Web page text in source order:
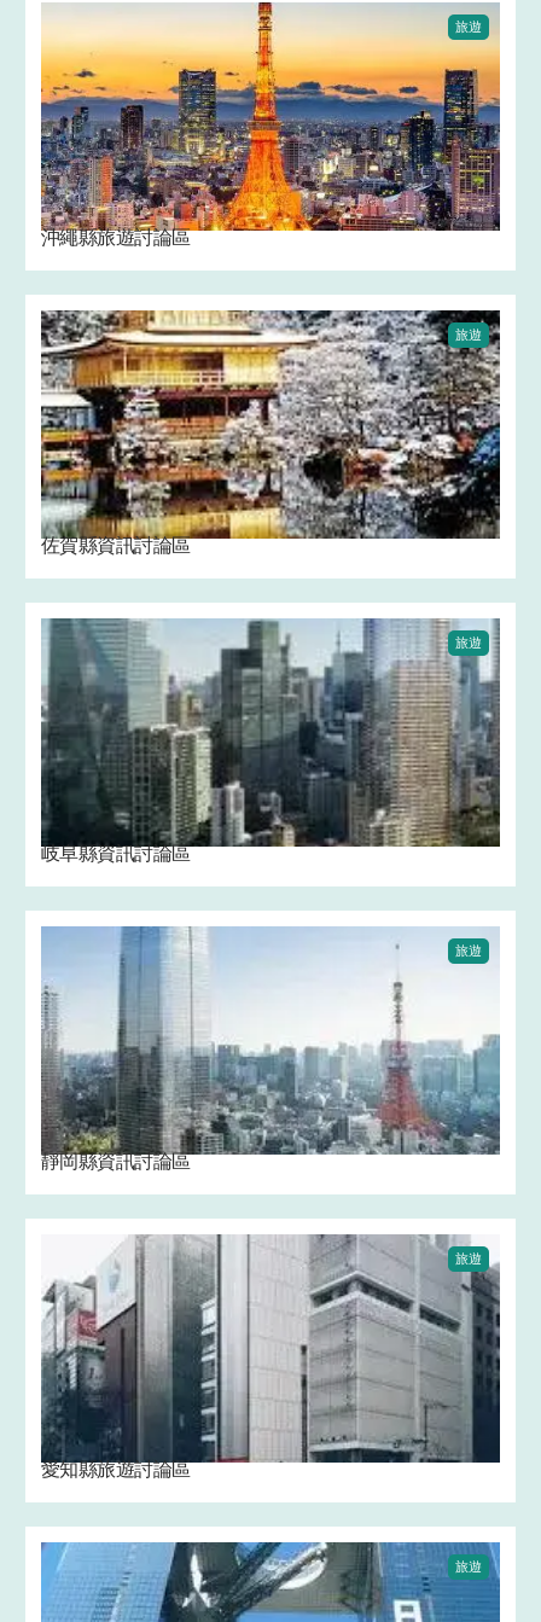
旅遊
沖繩縣旅遊討論區
旅遊
佐賀縣資訊討論區
旅遊
岐阜縣資訊討論區
旅遊
靜岡縣資訊討論區
旅遊
愛知縣旅遊討論區
旅遊